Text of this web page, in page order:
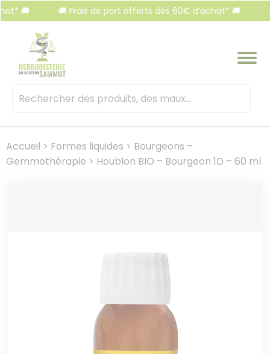
🚚 Frais de port offerts dès 60€ d’achat* 🚚 🚚
Mots
Accueil > Formes liquides > Bourgeons –
Gemmothérapie > Houblon BIO – Bourgeon 1D – 60 ml
Panneau de gestion des cookies